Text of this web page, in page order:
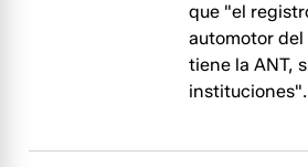
que "el
automotor del
tiene la ANT,
instituciones".